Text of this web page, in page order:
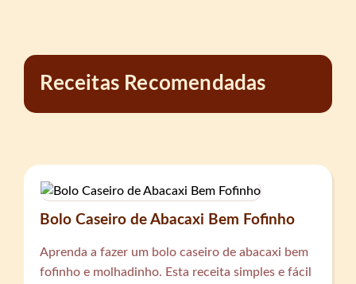
Receitas Recomendadas
Bolo Caseiro de Abacaxi Bem Fofinho
Aprenda a fazer um bolo caseiro de abacaxi bem
fofinho e molhadinho. Esta receita simples e fácil